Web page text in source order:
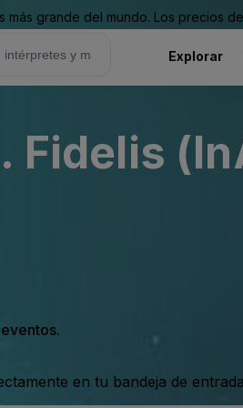
grande del mundo. Los precios
Explorar
Fidelis
en tu bandeja de entrada